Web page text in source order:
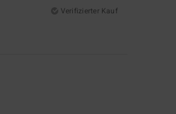
Verifizierter Kauf